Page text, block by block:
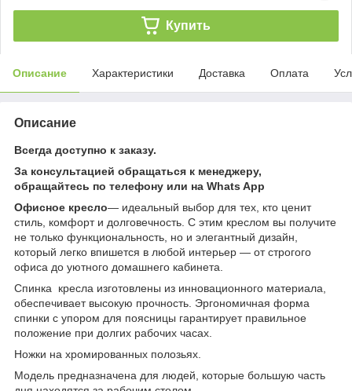
Купить
Описание Характеристики Доставка Оплата
Описание
Всегда доступно к заказу.
За консультацией обращаться к менеджеру,
обращайтесь по телефону или на Whats App
Офисное кресло— идеальный выбор для тех, кто ценит
стиль, комфорт и долговечность. С этим креслом вы получите
не только функциональность, но и элегантный дизайн,
который легко впишется в любой интерьер — от строгого
офиса до уютного домашнего кабинета.
Спинка кресла изготовлены из инновационного материала,
обеспечивает высокую прочность. Эргономичная форма
спинки с упором для поясницы гарантирует правильное
положение при долгих рабочих часах.
Ножки на хромированных полозьях.
Модель предназначена для людей, которые большую часть